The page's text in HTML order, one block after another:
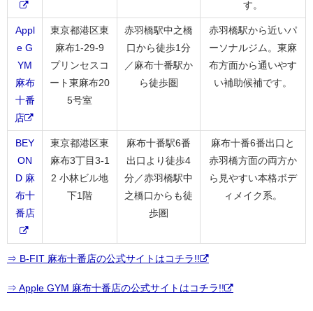
す。
Appl
e G
YM
麻布
十番
店
東京都港区東
麻布1-29-9
プリンセスコ
ート東麻布20
5号室
赤羽橋駅中之橋
口から徒歩1分
／麻布十番駅か
ら徒歩圏
赤羽橋駅から近いパ
ーソナルジム。東麻
布方面から通いやす
い補助候補です。
BEY
ON
D 麻
布十
番店
東京都港区東
麻布3丁目3-1
2 小林ビル地
下1階
麻布十番駅6番
出口より徒歩4
分／赤羽橋駅中
之橋口からも徒
歩圏
麻布十番6番出口と
赤羽橋方面の両方か
ら見やすい本格ボデ
ィメイク系。
⇒ B-FIT 麻布十番店の公式サイトはコチラ!!
⇒ Apple GYM 麻布十番店の公式サイトはコチラ!!